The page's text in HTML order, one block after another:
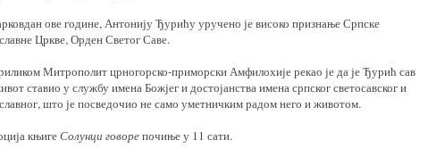
ове године, Антонију Ђурићу уручено је високо признање Српске
Цркве, Орден Светог Саве.
Митрополит црногорско-приморски Амфилохије рекао је да је Ђурић сав
ставио у службу имена Божјег и достојанства имена српског светосавског и
што је посведочио не само уметничким радом него и животом.
књигеСолунци говорепочиње у 11 сати.